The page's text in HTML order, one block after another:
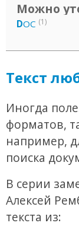
Можно
DOC (1)
Текст
Иногда
форматов,
например,
поиска
В серии
Алексей
текста из: